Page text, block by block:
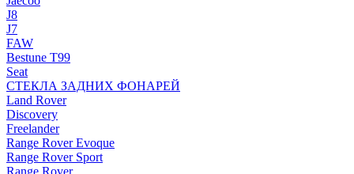
J8
J7
FAW
Bestune T99
Seat
СТЕКЛА ЗАДНИХ ФОНАРЕЙ
Land Rover
Discovery
Freelander
Range Rover Evoque
Range Rover Sport
Range Rover